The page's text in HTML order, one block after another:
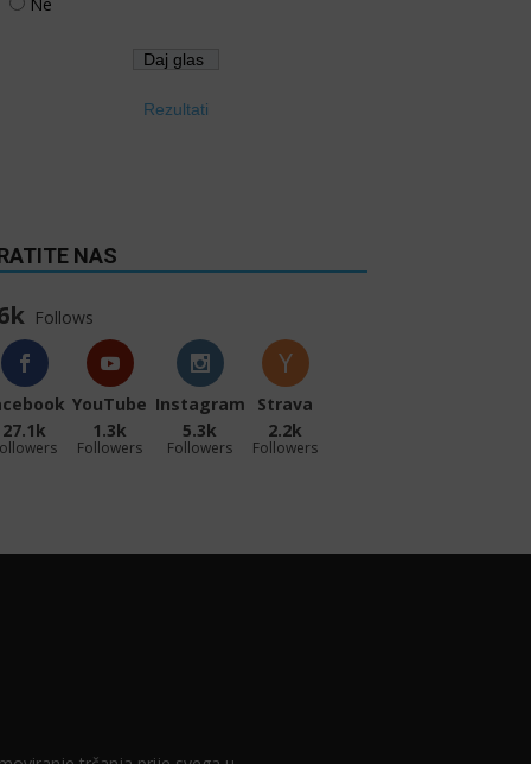
Rezultati
NAS
Follows
27.1k
YouTube
1.3k
Followers
Instagram
5.3k
Followers
Strava
2.2k
Followers